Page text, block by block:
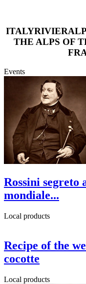
THE ALPS OF
Events
Rossini segreto
mondiale...
Local products
Recipe of the
cocotte
Local products